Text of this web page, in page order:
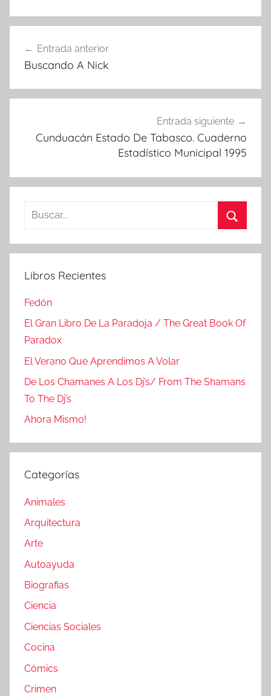
de
Entrada anterior
Buscando A Nick
Entrada siguiente
Cunduacán Estado De Tabasco. Cuaderno
Estadístico Municipal 1995
Buscar:
Libros Recientes
Fedón
El Gran Libro De La Paradoja / The Great Book Of
Paradox
El Verano Que Aprendimos A Volar
De Los Chamanes A Los Dj’s/ From The Shamans
To The Dj’s
Ahora Mismo!
Categorías
Animales
Arquitectura
Arte
Autoayuda
Biografias
Ciencia
Ciencias Sociales
Cocina
Cómics
Crimen